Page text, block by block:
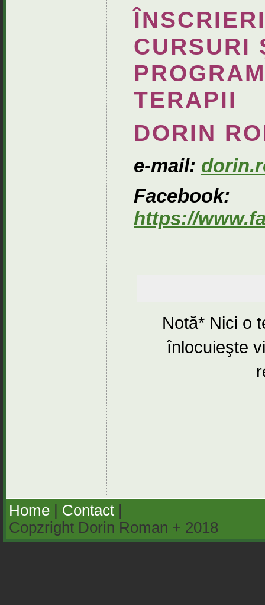
CURSURI
TERAPII
DORIN
e-mail:
Facebook:
https://
Notă* Nici o
înlocuieşte
Home Contact
Copzright Dorin Roman + 2018